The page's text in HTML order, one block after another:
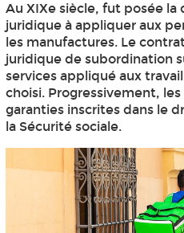
Au XIXe siècle, fut posée
juridique à appliquer aux
les manufactures. Le
juridique de subordination
services appliqué aux
choisi. Progressivement,
garanties inscrites dans le
la Sécurité sociale.